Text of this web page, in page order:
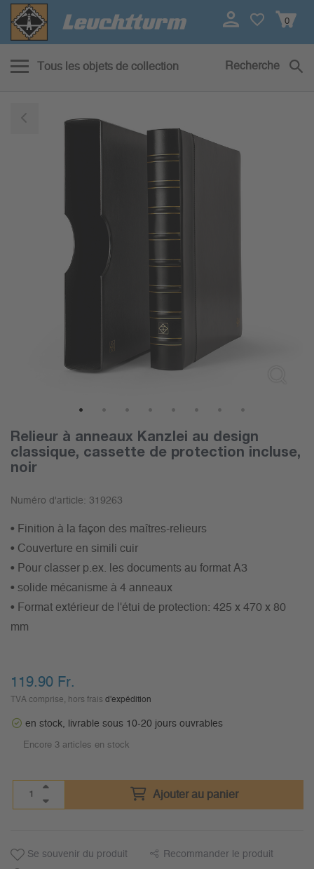
0
Tous les objets de collection Recherche
Relieur à anneaux Kanzlei au design
classique, cassette de protection incluse,
noir
Numéro d'article: 319263
• Finition à la façon des maîtres-relieurs
• Couverture en simili cuir
• Pour classer p.ex. les documents au format A3
• solide mécanisme à 4 anneaux
• Format extérieur de l'étui de protection: 425 x 470 x 80
mm
119.90 Fr.
TVA comprise, hors frais d'expédition
en stock, livrable sous 10-20 jours ouvrables
Encore 3 articles en stock
Ajouter au panier
Se souvenir du produit Recommander le produit